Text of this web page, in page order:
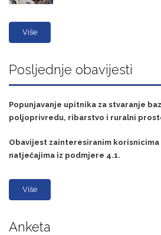
Više
Posljednje obavijesti
Popunjavanje upitnika za stvaranje
poljoprivredu, ribarstvo i ruralni
Obavijest zainteresiranim korisnicima
natječajima iz podmjere 4.1.
Više
Anketa